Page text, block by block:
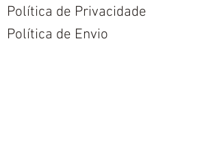
Política de Privacidade
Política de Envio